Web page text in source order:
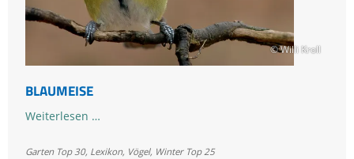
© Willi Kroll
BLAUMEISE
Weiterlesen …
Garten Top 30, Lexikon, Vögel, Winter Top 25